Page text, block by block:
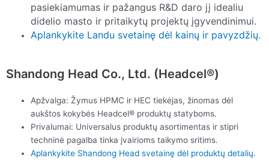
pasiekiamumas ir pažangus R&D daro jį idealiu
didelio masto ir pritaikytų projektų įgyvendinimui.
Aplankykite Landu svetainę dėl kainų ir pavyzdžių.
Shandong Head Co., Ltd. (Headcel®)
Apžvalga: Žymus HPMC ir HEC tiekėjas, žinomas dėl
aukštos kokybės Headcel® produktų statyboms.
Privalumai: Universalus produktų asortimentas ir stipri
techninė pagalba tinka įvairioms taikymo sritims.
Aplankykite Shandong Head svetainę dėl produktų detalių.